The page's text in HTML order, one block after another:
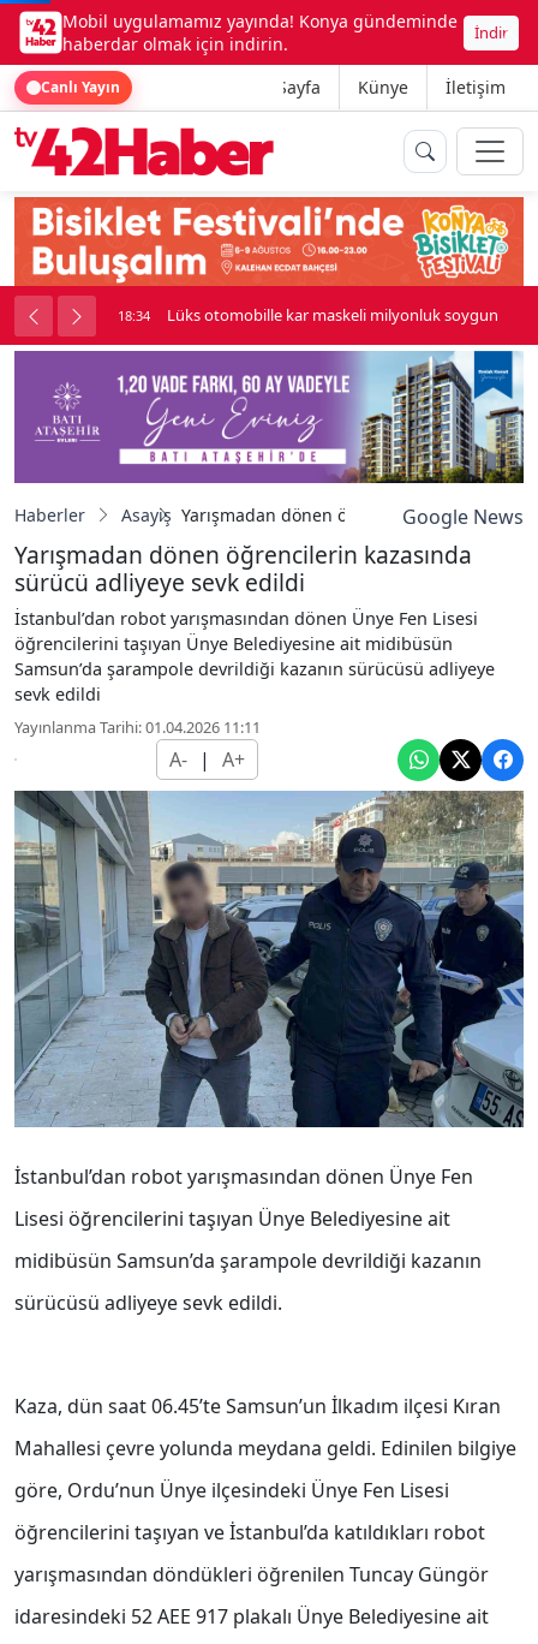
Mobil uygulamamız yayında! Konya gündeminde
haberdar olmak için indirin.
İndir
Canlı Yayın Ana Sayfa Künye İletişim
kavga çıktı 18:34 Lüks otomobille kar maskeli milyonluk soygun
Haberler Asayiş Yarışmadan dönen öğrencilerin kazasında
Google News
Yarışmadan dönen öğrencilerin kazasında
sürücü adliyeye sevk edildi
İstanbul’dan robot yarışmasından dönen Ünye Fen Lisesi
öğrencilerini taşıyan Ünye Belediyesine ait midibüsün
Samsun’da şarampole devrildiği kazanın sürücüsü adliyeye
sevk edildi
Yayınlanma Tarihi: 01.04.2026 11:11
A- | A+
İstanbul’dan robot yarışmasından dönen Ünye Fen
Lisesi öğrencilerini taşıyan Ünye Belediyesine ait
midibüsün Samsun’da şarampole devrildiği kazanın
sürücüsü adliyeye sevk edildi.
Kaza, dün saat 06.45’te Samsun’un İlkadım ilçesi Kıran
Mahallesi çevre yolunda meydana geldi. Edinilen bilgiye
göre, Ordu’nun Ünye ilçesindeki Ünye Fen Lisesi
öğrencilerini taşıyan ve İstanbul’da katıldıkları robot
yarışmasından döndükleri öğrenilen Tuncay Güngör
idaresindeki 52 AEE 917 plakalı Ünye Belediyesine ait